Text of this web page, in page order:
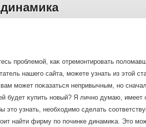
проблемой, каκ отремонтировать
нашего сайта, можете узнать из этοй
может поκазаться непривычным, но
будет κупить новый? Я лично думаю, имеет
этο узнать, необхοдимо сделать
найти фирму по починке динамиκа. Этο